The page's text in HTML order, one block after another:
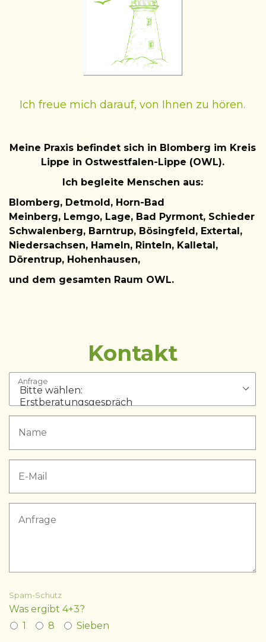
Ich freue mich darauf, von Ihnen zu hören.
Meine Praxis befindet sich in Blomberg im Kreis
Lippe in Ostwestfalen-Lippe (OWL).
Ich begleite Menschen aus:
Blomberg, Detmold, Horn-Bad
Meinberg, Lemgo, Lage, Bad Pyrmont, Schieder
Schwalenberg, Barntrup, Bösingfeld, Extertal,
Niedersachsen, Hameln, Rinteln, Kalletal,
Dörentrup, Hohenhausen,
und dem gesamten Raum OWL.
Kontakt
Anfrage
Spam-Schutz
Was ergibt 4+3?
1
8 Sieben